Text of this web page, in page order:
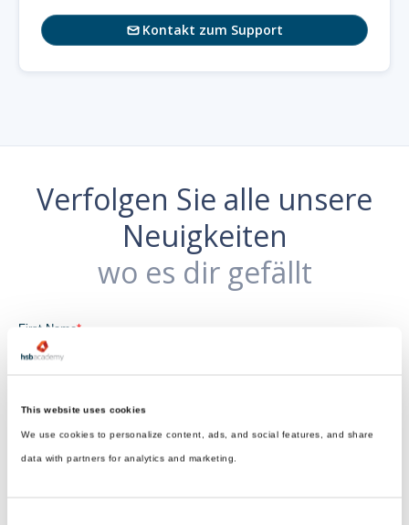
This website uses cookies
We use cookies to personalize content, ads, and social features, and share
data with partners for analytics and marketing.
Kontakt zum Support
Verfolgen Sie alle unsere
Neuigkeiten
wo es dir gefällt